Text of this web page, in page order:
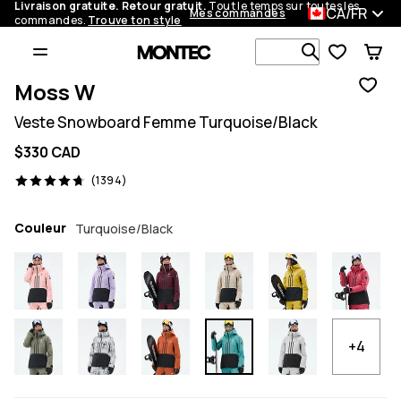
Livraison gratuite. Retour gratuit. Tout le temps sur toutes les
commandes. Trouve ton style Mes commandes CA/FR
Recherche
Moss W
Veste Snowboard Femme Turquoise/Black
$330 CAD
(1394)
1394 avis, 4.7/5
Couleur Turquoise/Black
+4